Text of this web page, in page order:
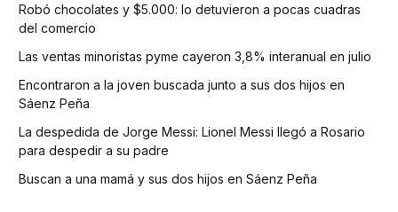
Robó chocolates y $5.000: lo detuvieron a pocas cuadras
del comercio
Las ventas minoristas pyme cayeron 3,8% interanual en julio
Encontraron a la joven buscada junto a sus dos hijos en
Sáenz Peña
La despedida de Jorge Messi: Lionel Messi llegó a Rosario
para despedir a su padre
Buscan a una mamá y sus dos hijos en Sáenz Peña